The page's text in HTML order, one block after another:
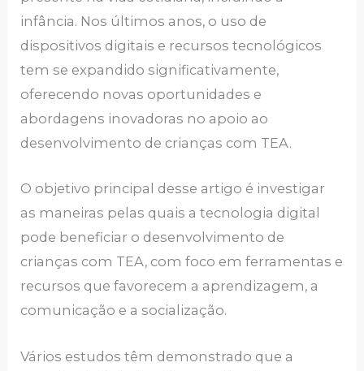
infância. Nos últimos anos, o uso de
dispositivos digitais e recursos tecnológicos
tem se expandido significativamente,
oferecendo novas oportunidades e
abordagens inovadoras no apoio ao
desenvolvimento de crianças com TEA.
O objetivo principal desse artigo é investigar
as maneiras pelas quais a tecnologia digital
pode beneficiar o desenvolvimento de
crianças com TEA, com foco em ferramentas e
recursos que favorecem a aprendizagem, a
comunicação e a socialização.
Vários estudos têm demonstrado que a